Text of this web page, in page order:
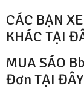
CÁC BẠN
KHÁC TẠI
MUA SÁO
Đơn TẠI ĐÂY